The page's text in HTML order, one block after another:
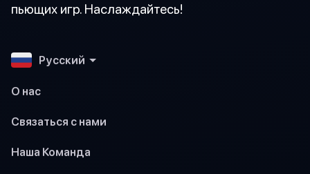
пьющих игр. Наслаждайтесь!
Pусский
О нас
Связаться с нами
Наша Команда